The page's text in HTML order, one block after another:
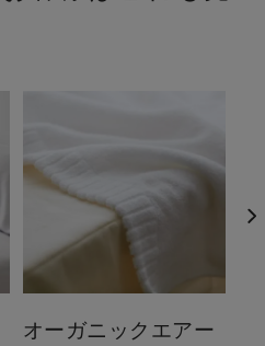
オーガニックエアー